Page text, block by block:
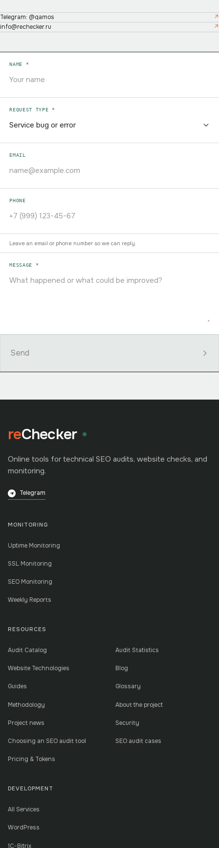
Telegram: @qamos
info@rechecker.ru
NAME *
REQUEST TYPE *
EMAIL
PHONE
Leave an email or phone number so we can reply.
MESSAGE *
Send
reChecker
Online tools for technical SEO audits, website checks, and
monitoring.
Telegram
MONITORING
Uptime Monitoring
SSL Monitoring
SEO Monitoring
Weekly Reports
RESOURCES
Audit Catalog Audit Statistics
Website Technologies Blog
Guides Glossary
Methodology About the project
Project news Security
Choosing an SEO audit tool SEO audit cases
Pricing & Tokens
DEVELOPMENT
All Services
WordPress
1C-Bitrix